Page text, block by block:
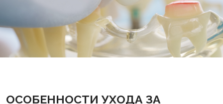
ударные импульсы сжатого воздуха. Процедура
обычно выполняется после рентген-обследования и
местного обезболивания.
ОСОБЕННОСТИ УХОДА ЗА